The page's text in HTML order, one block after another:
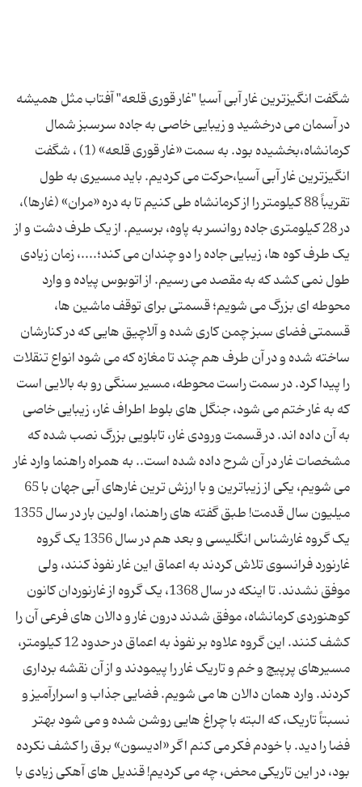
شگفت انگیزترین غار آبی آسیا "غار قوری قلعه" آفتاب مثل همیشه
در آسمان می درخشید و زیبایی خاصی به جاده سرسبز شمال
کرمانشاه،بخشیده بود. به سمت «غار قوری قلعه» (1) ، شگفت
انگیزترین غار آبی آسیا،حرکت می کردیم. باید مسیری به طول
تقریباً 88 کیلومتر را از کرمانشاه طی کنیم تا به دره «مران» (غارها)،
در 28 کیلومتری جاده روانسر به پاوه، برسیم. از یک طرف دشت و از
یک طرف کوه ها، زیبایی جاده را دو چندان می کند؛....، زمان زیادی
طول نمی کشد که به مقصد می رسیم. از اتوبوس پیاده و وارد
محوطه ای بزرگ می شویم؛ قسمتی برای توقف ماشین ها،
قسمتی فضای سبز چمن کاری شده و آلاچیق هایی که در کنارشان
ساخته شده و در آن طرف هم چند تا مغازه که می شود انواع تنقلات
را پیدا کرد. در سمت راست محوطه، مسیر سنگی رو به بالایی است
که به غار ختم می شود، جنگل های بلوط اطراف غار، زیبایی خاصی
به آن داده اند. در قسمت ورودی غار، تابلویی بزرگ نصب شده که
مشخصات غار در آن شرح داده شده است.. به همراه راهنما وارد غار
می شویم، یکی از زیباترین و با ارزش ترین غارهای آبی جهان با 65
میلیون سال قدمت! طبق گفته های راهنما، اولین بار در سال 1355
یک گروه غارشناس انگلیسی و بعد هم در سال 1356 یک گروه
غارنورد فرانسوی تلاش کردند به اعماق این غار نفوذ کنند، ولی
موفق نشدند. تا اینکه در سال 1368، یک گروه از غارنوردان کانون
کوهنوردی کرمانشاه، موفق شدند درون غار و دالان های فرعی آن را
کشف کنند. این گروه علاوه بر نفوذ به اعماق در حدود 12 کیلومتر،
مسیرهای پرپیچ و خم و تاریک غار را پیمودند و از آن نقشه برداری
کردند. وارد همان دالان ها می شویم. فضایی جذاب و اسرارآمیز و
نسبتاً تاریک، که البته با چراغ هایی روشن شده و می شود بهتر
فضا را دید. با خودم فکر می کنم اگر «ادیسون» برق را کشف نکرده
بود، در این تاریکی محض، چه می کردیم! قندیل های آهکی زیادی با